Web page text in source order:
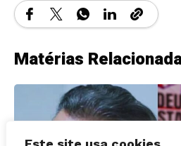
Matérias Relacionadas